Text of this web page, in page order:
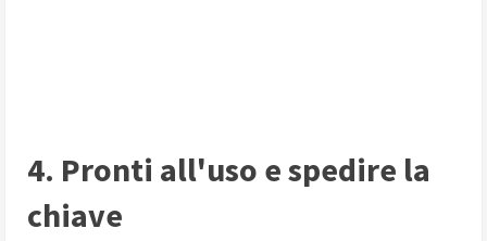
4. Pronti all'uso e spedire la
chiave